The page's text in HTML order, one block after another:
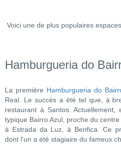
Voici une de plus populaires
Hamburgueria do
La première Hamburgueria do
Real. Le succès a été tel que, à
restaurant à Santos.
typique Bairro Azul, proche du
à Estrada da Luz, à Benfica. Ce
dont l'un a été stagiaire du fameux